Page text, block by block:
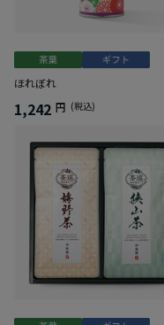
ほれぼれ
1,242 円 (税込)